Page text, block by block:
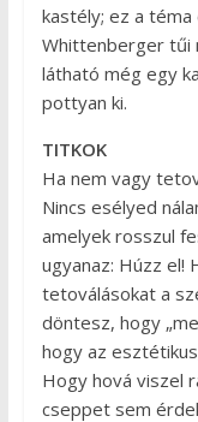
kastély; ez a
Whittenberger tűi
látható még egy
pottyan ki.
TITKOK
Ha nem vagy
Nincs esélyed
amelyek rosszul
ugyanaz: Húzz el!
tetoválásokat a
döntesz, hogy
hogy az
Hogy hová viszel
cseppet sem